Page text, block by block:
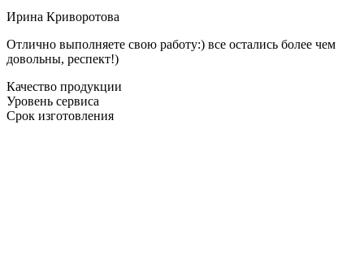
Ирина Криворотова
Отлично выполняете свою работу:) все остались более чем
довольны, респект!)
Качество продукции
Уровень сервиса
Срок изготовления